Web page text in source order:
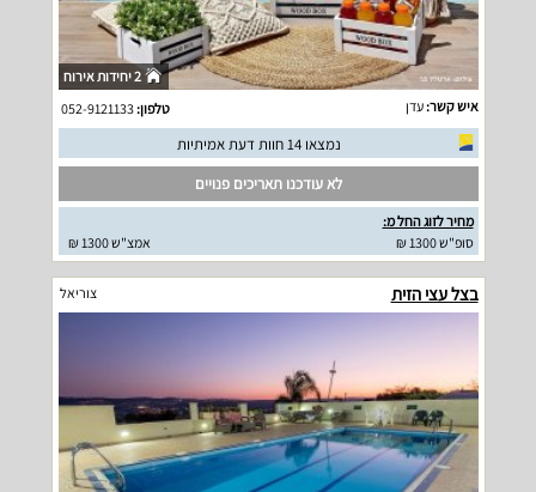
2 יחידות אירוח
איש קשר:עדן טלפון:052-9121133
נמצאו 14 חוות דעת אמיתיות
לא עודכנו תאריכים פנויים
מחיר לזוג החל מ:
סופ"ש 1300 ₪
אמצ"ש 1300 ₪
בצל עצי הזית צוריאל